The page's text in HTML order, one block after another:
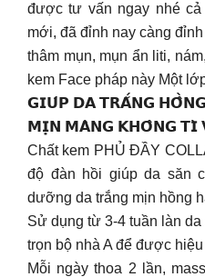
được tư vấn ngay nhé cả
mới, đã đỉnh nay càng
thâm mụn, mụn ẩn liti,
kem Face pháp này Một
𝗚𝗜𝗨́𝗣 𝗗𝗔 𝗧𝗥𝗔̆́𝗡𝗚 𝗛𝗢̂̀𝗡𝗚
𝗠𝗜̣𝗡 𝗠𝗔̀𝗡𝗚 𝗞𝗛𝗢̂𝗡𝗚 𝗧𝗜̀
Chất kem PHỦ ĐẦY
độ đàn hồi giúp da săn
dưỡng da trắng mịn hồng
Sử dụng từ 3-4 tuần làn
trọn bộ nhà A để được
Mỗi ngày thoa 2 lần,